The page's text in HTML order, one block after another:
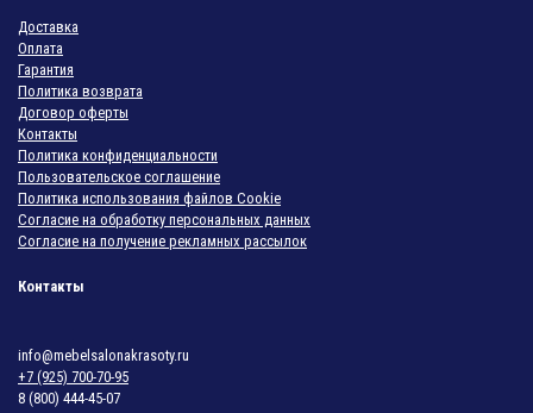
Доставка
Оплата
Гарантия
Политика возврата
Договор оферты
Контакты
Политика конфиденциальности
Пользовательское соглашение
Политика использования файлов Cookie
Согласие на обработку персональных данных
Согласие на получение рекламных рассылок
Контакты
info@mebelsalonakrasoty.ru
+7 (925) 700-70-95
8 (800) 444-45-07